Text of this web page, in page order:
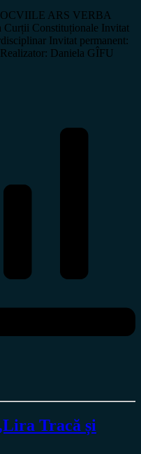
ARS VERBA
Curții Constituționale Invitat
Invitat permanent:
Daniela GÎFU
Tracă și